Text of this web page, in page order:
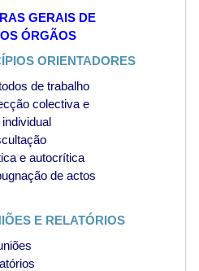
GERAIS DE
ÓRGÃOS
ORIENTADORES
de trabalho
colectiva e
e autocrítica
de actos
E RELATÓRIOS